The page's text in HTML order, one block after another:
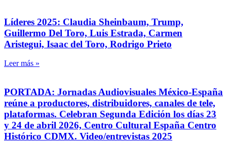
Líderes 2025: Claudia Sheinbaum, Trump,
Guillermo Del Toro, Luis Estrada, Carmen
Aristegui, Isaac del Toro, Rodrigo Prieto
Leer más »
PORTADA: Jornadas Audiovisuales México-España
reúne a productores, distribuidores, canales de tele,
plataformas. Celebran Segunda Edición los días 23
y 24 de abril 2026, Centro Cultural España Centro
Histórico CDMX. Video/entrevistas 2025